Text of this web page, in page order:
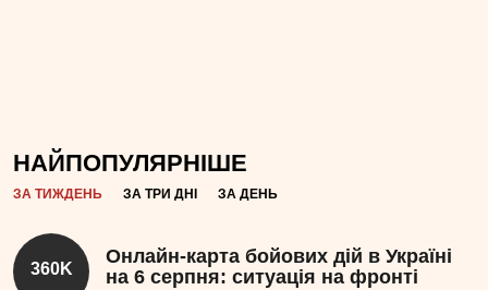
НАЙПОПУЛЯРНІШЕ
ЗА ТИЖДЕНЬ ЗА ТРИ ДНІ ЗА ДЕНЬ
360K
Онлайн-карта бойових дій в Україні
на 6 серпня: ситуація на фронті